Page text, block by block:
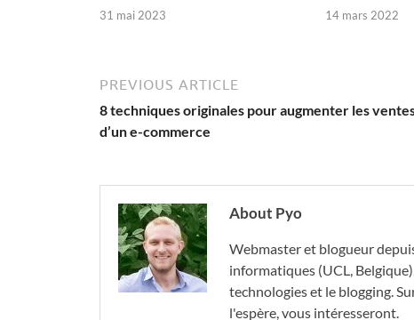
31 mai 2023 14 mars 2022
PREVIOUS ARTICLE
8 techniques originales pour augmenter les
d’un e-commerce
About Pyo
Webmaster et blogueur
informatiques (UCL,
technologies et le blogging.
l'espère, vous intéresseront.